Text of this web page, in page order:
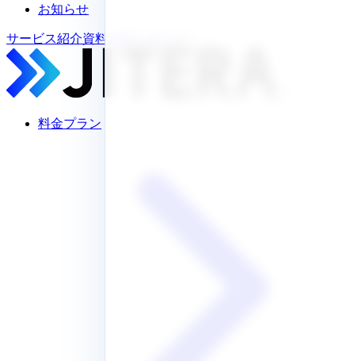
お知らせ
サービス紹介資料
料金プラン